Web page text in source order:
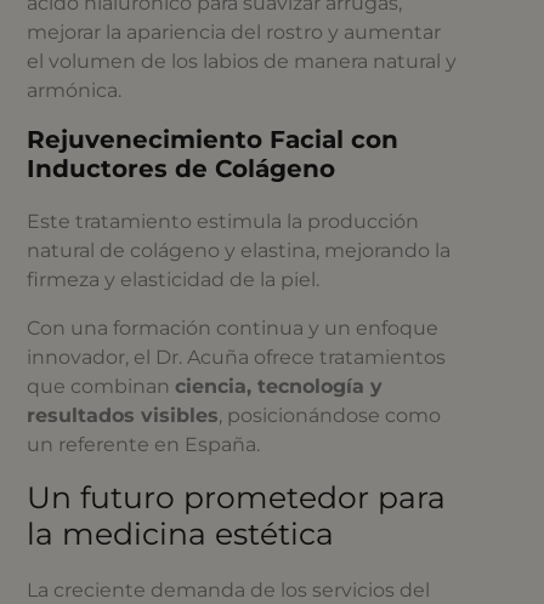
mejorar la apariencia del rostro y aumentar
el volumen de los labios de manera natural y
armónica.
Rejuvenecimiento Facial con
Inductores de Colágeno
Este tratamiento estimula la producción
natural de colágeno y elastina, mejorando la
firmeza y elasticidad de la piel.
Con una formación continua y un enfoque
innovador, el Dr. Acuña ofrece tratamientos
que combinanciencia, tecnología y
resultados visibles, posicionándose como
un referente en España.
Un futuro prometedor para
la medicina estética
La creciente demanda de los servicios del